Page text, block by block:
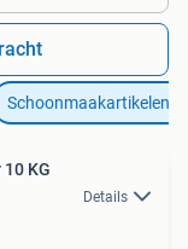
Schoonmaakartikelen
Sun Vaatwaspoeder 10 KG
Details